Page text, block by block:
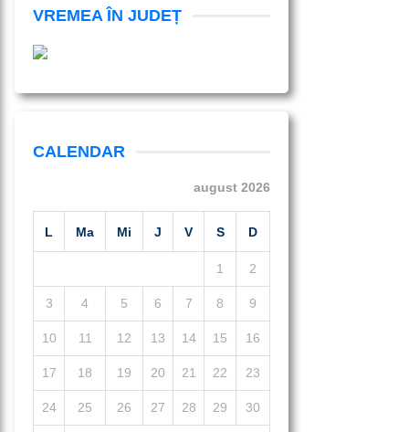
VREMEA ÎN JUDEȚ
CALENDAR
august 2026
L Ma Mi J V S D
1 2
3 4 5 6 7 8 9
10 11 12 13 14 15 16
17 18 19 20 21 22 23
24 25 26 27 28 29 30